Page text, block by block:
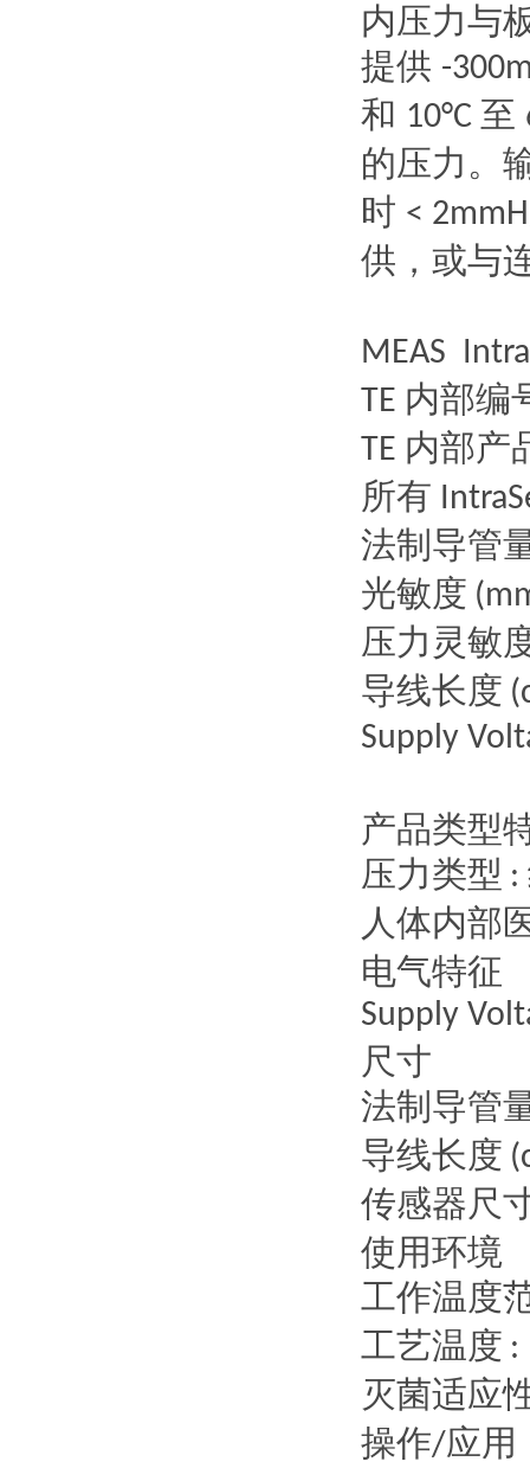
内压力与
提供 -
和 10°C 至
的压力。
时 <
供，或与
MEAS
TE 内部编
TE 内部产
所有
法制导管
光敏度
压力灵敏
导线长度
Supply
产品类型
压力类型 :
人体内部
电气特征
Supply
尺寸
法制导管
导线长度
传感器尺
使用环境
工作温度
工艺温度 :
灭菌适应
操作/应用